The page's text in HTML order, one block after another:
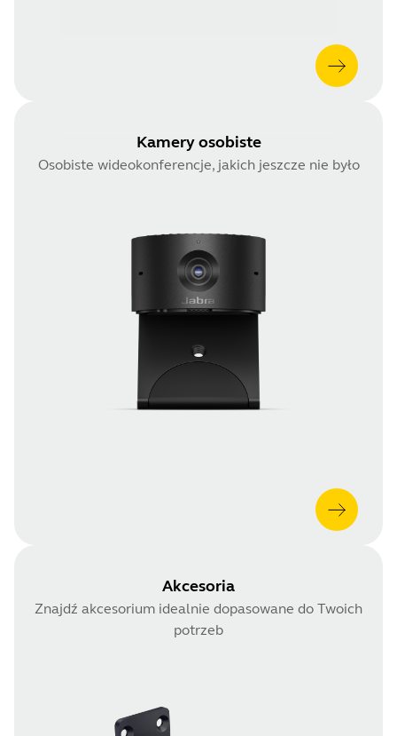
Kamery osobiste
Osobiste wideokonferencje, jakich jeszcze nie było
Akcesoria
Znajdź akcesorium idealnie dopasowane do Twoich
potrzeb